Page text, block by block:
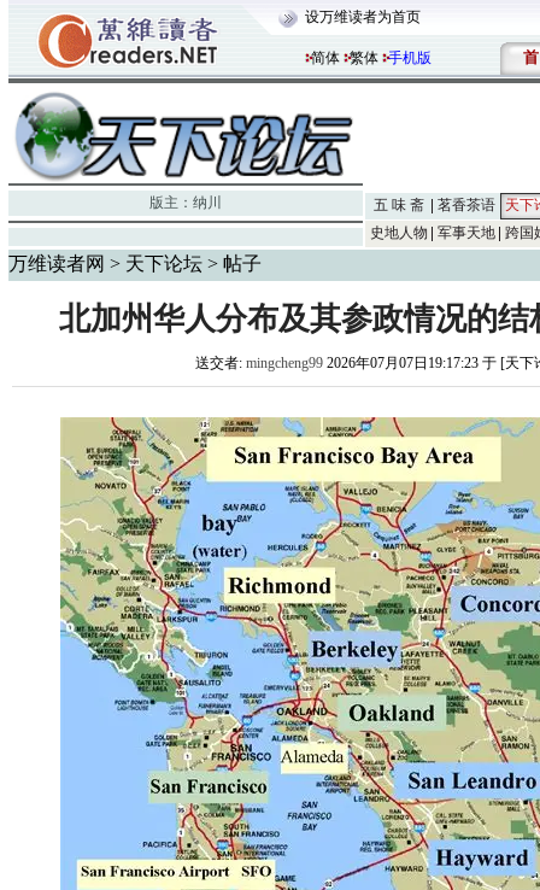
设万维读者为首页
简体 繁体 手机版 首
版主： 纳川 五 味 斋 茗香茶语
天下
史地人物
军事天地 跨国
万维读者网 > 天下论坛 > 帖子
北加州华人分布及其参政情况的结
送交者: mingcheng992026年07月07日19:17:23 于 [天